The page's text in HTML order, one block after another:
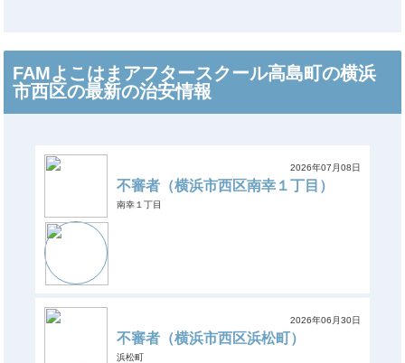
FAMよこはまアフタースクール高島町の横浜
市西区の最新の治安情報
2026年07月08日
不審者（横浜市西区南幸１丁目）
南幸１丁目
2026年06月30日
不審者（横浜市西区浜松町）
浜松町